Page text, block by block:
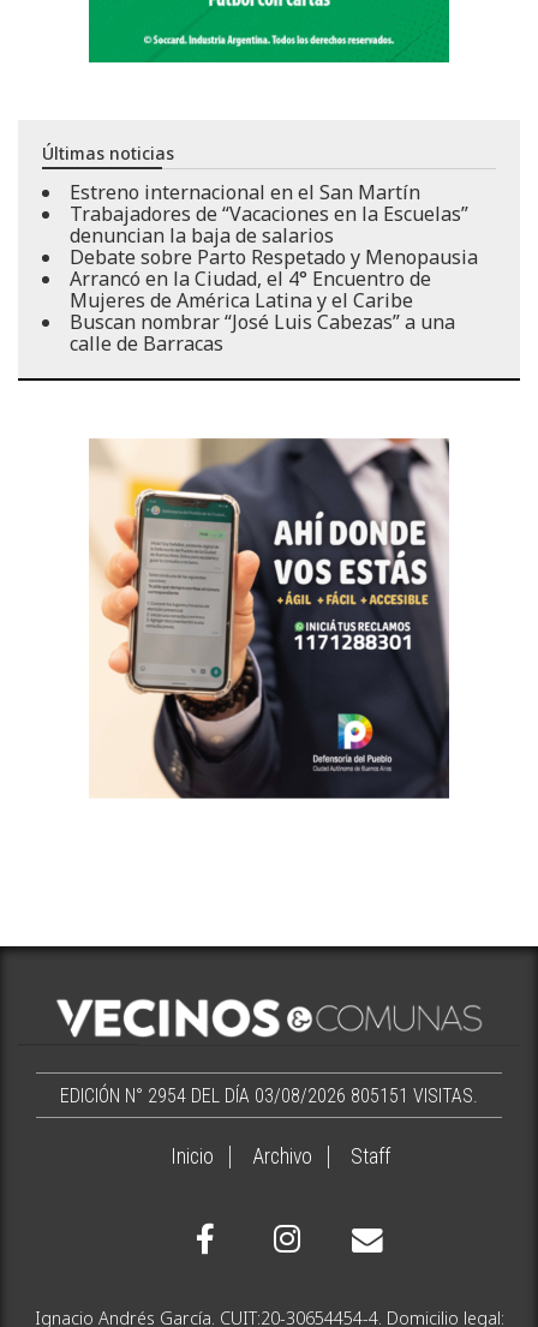
Últimas noticias
Estreno internacional en el San Martín
Trabajadores de “Vacaciones en la Escuelas”
denuncian la baja de salarios
Debate sobre Parto Respetado y Menopausia
Arrancó en la Ciudad, el 4° Encuentro de
Mujeres de América Latina y el Caribe
Buscan nombrar “José Luis Cabezas” a una
calle de Barracas
EDICIÓN N° 2954 DEL DÍA 03/08/2026 805151 VISITAS.
Inicio Archivo Staff
Ignacio Andrés García. CUIT:20-30654454-4. Domicilio legal: